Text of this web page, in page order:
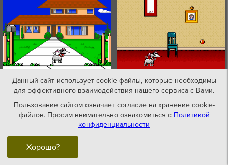
Данный сайт использует cookie-файлы, которые необходимы
для эффективного взаимодействия нашего сервиса с Вами.
Пользование сайтом означает согласие на хранение cookie-
файлов. Просим внимательно ознакомиться с Политикой
конфиденциальности
Хорошо?